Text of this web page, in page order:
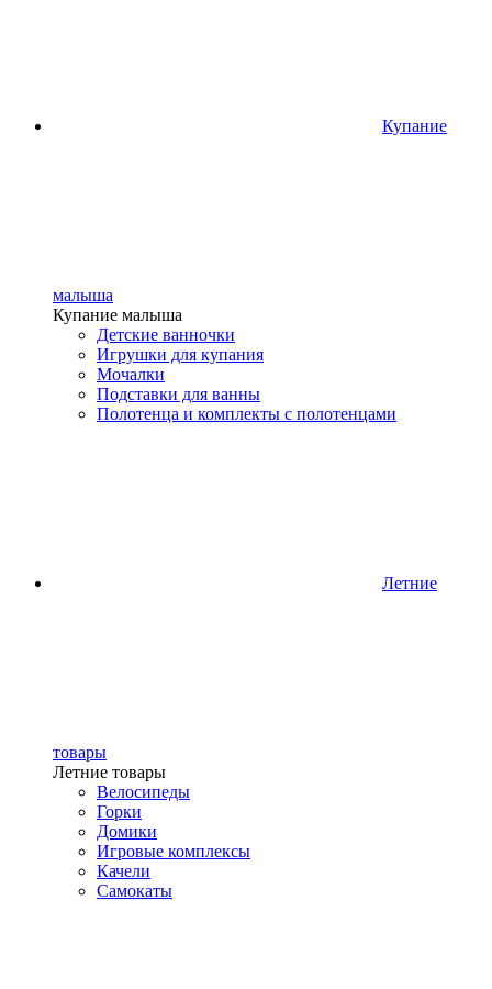
Купание
малыша
Купание малыша
Детские ванночки
Игрушки для купания
Мочалки
Подставки для ванны
Полотенца и комплекты с полотенцами
Летние
товары
Летние товары
Велосипеды
Горки
Домики
Игровые комплексы
Качели
Самокаты